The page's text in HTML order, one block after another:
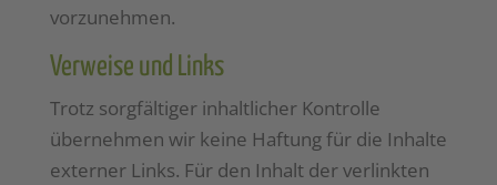
vorzunehmen.
Verweise und Links
Trotz sorgfältiger inhaltlicher Kontrolle
übernehmen wir keine Haftung für die Inhalte
externer Links. Für den Inhalt der verlinkten